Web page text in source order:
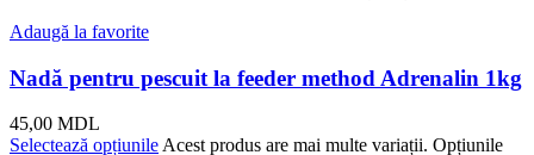
Adaugă la favorite
Nadă pentru pescuit la feeder method Adrenalin 1kg
45,00 MDL
Selectează opțiunileAcest produs are mai multe variații. Opțiunile